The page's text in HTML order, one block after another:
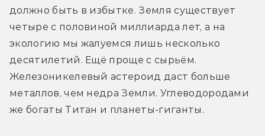
должно быть в избытке. Земля существует
четыре с половиной миллиарда лет, а на
экологию мы жалуемся лишь несколько
десятилетий. Ещё проще с сырьём.
Железоникелевый астероид даст больше
металлов, чем недра Земли. Углеводородами
же богаты Титан и планеты-гиганты.